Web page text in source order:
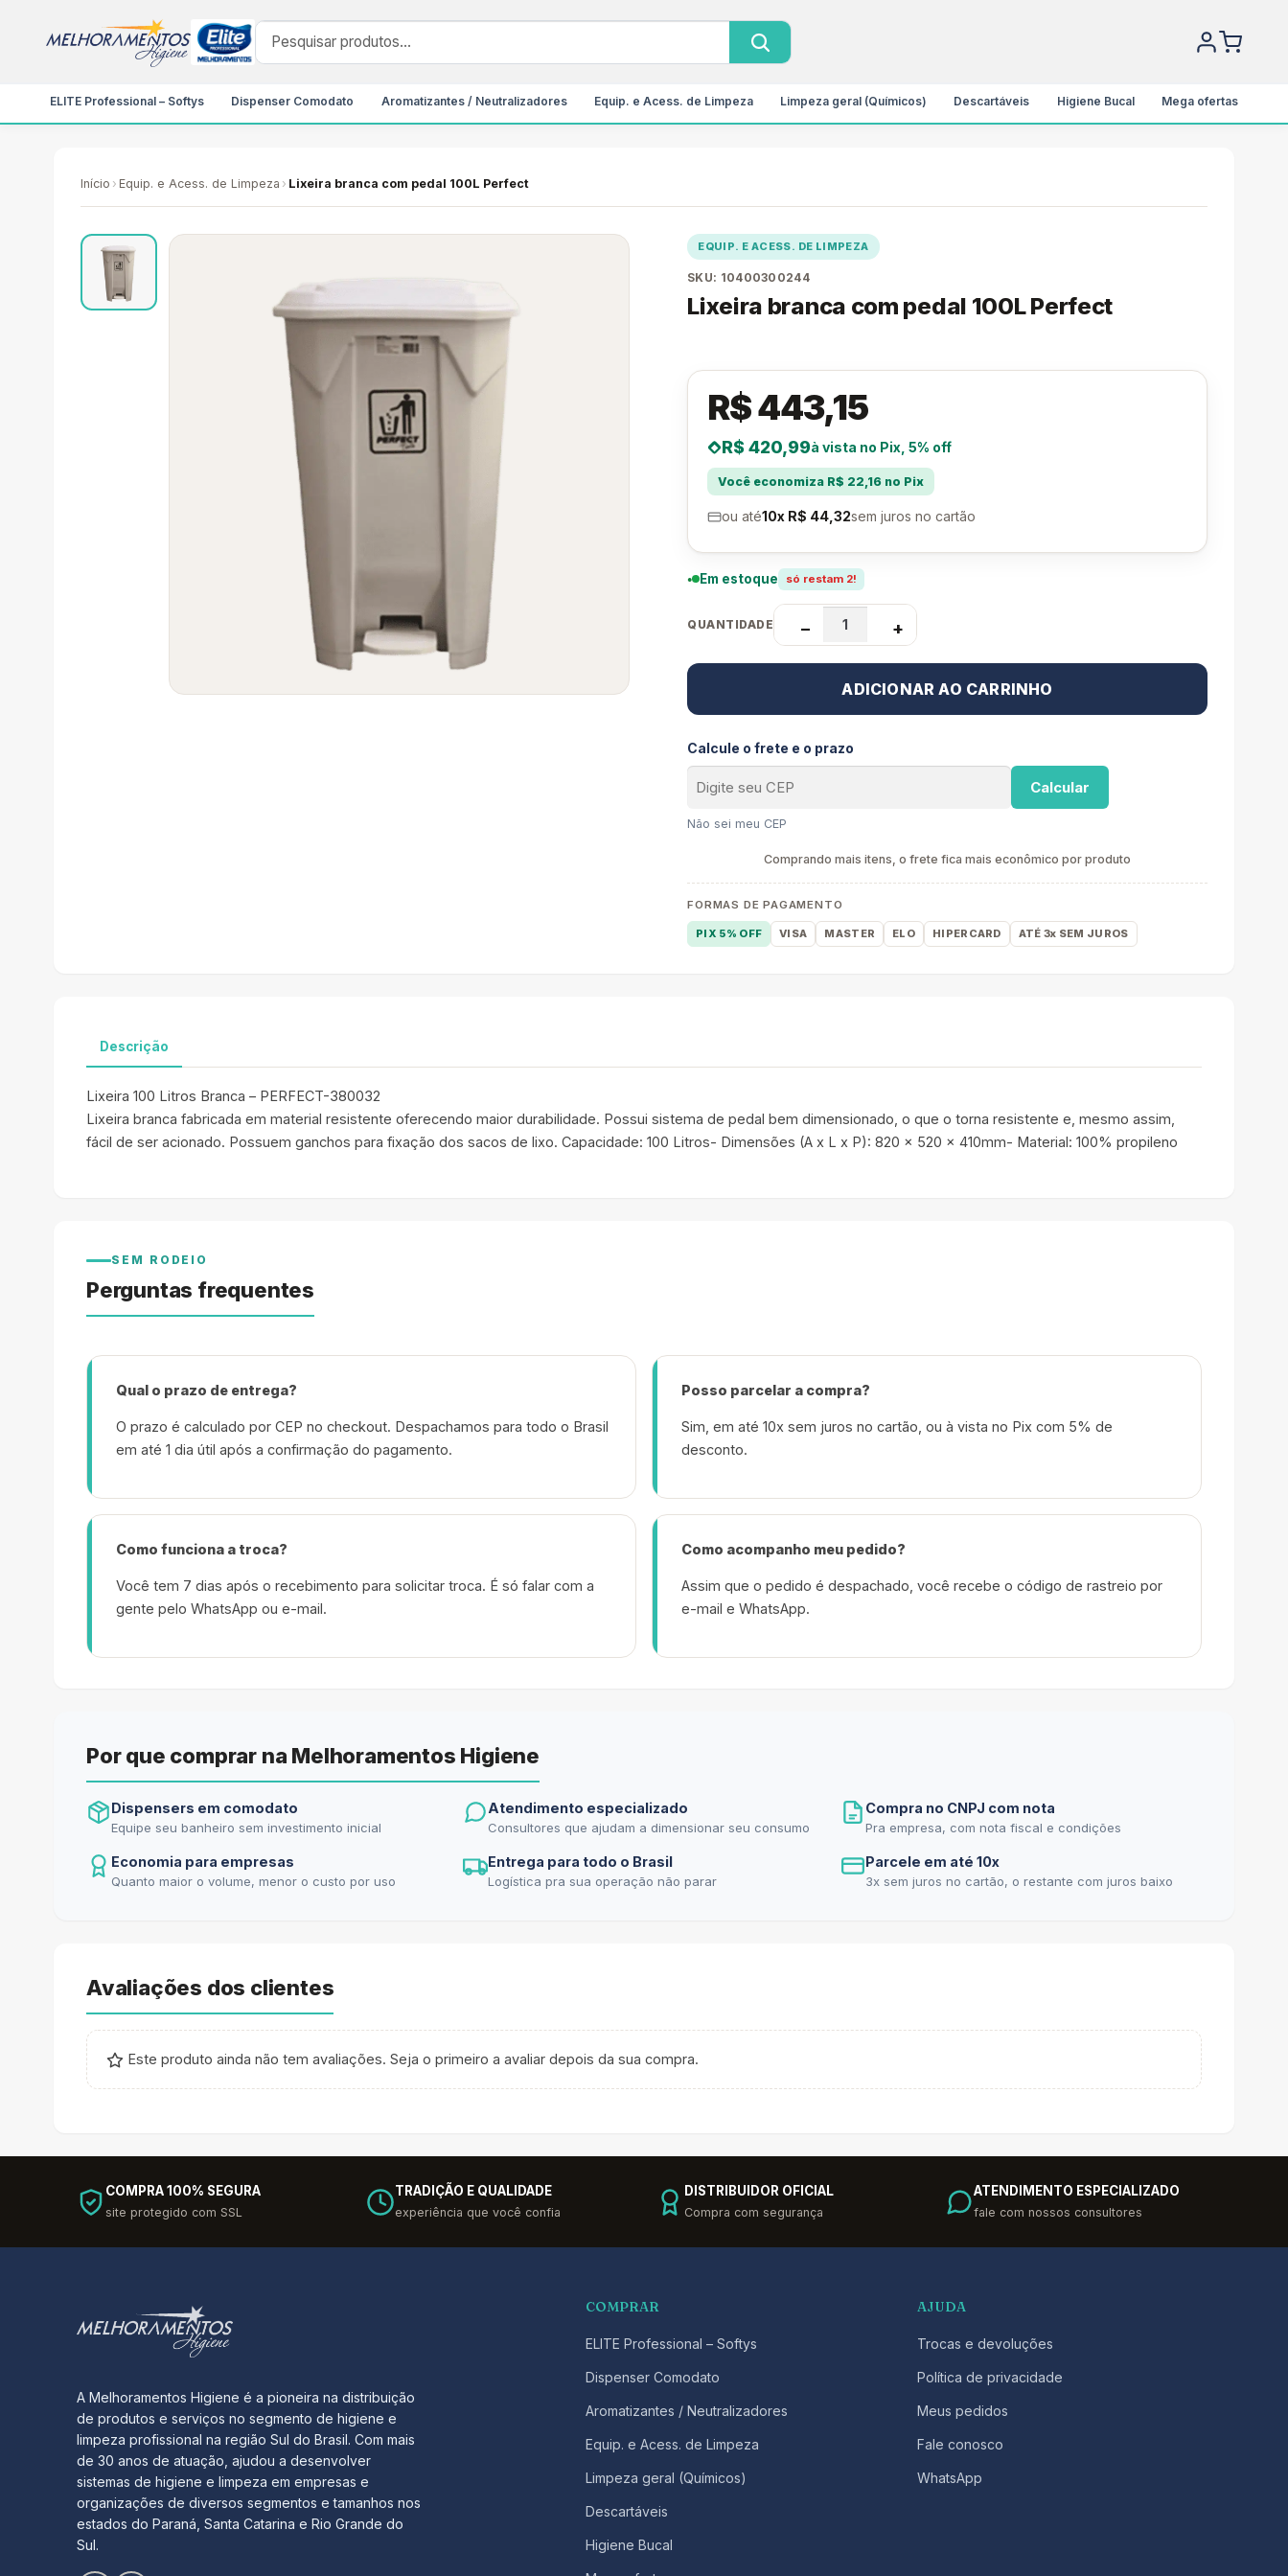
ELITE Professional – Softys Dispenser Comodato Aromatizantes / Neutralizadores Equip. e Acess. de Limpeza Limpeza geral (Químicos) Descartáveis Higiene Bucal Mega ofertas
Início › Equip. e Acess. de Limpeza › Lixeira branca com pedal 100L Perfect
EQUIP. E ACESS. DE LIMPEZA
SKU: 10400300244
Lixeira branca com pedal 100L Perfect
R$ 443,15
R$ 420,99à vista no Pix, 5% off
Você economiza R$ 22,16 no Pix
ou até10x R$ 44,32sem juros no cartão
Em estoque só restam 2!
QUANTIDADE − +
ADICIONAR AO CARRINHO
Calcule o frete e o prazo
Calcular
Não sei meu CEP
Comprando mais itens, o frete fica mais econômico por produto
FORMAS DE PAGAMENTO
PIX 5% OFF VISA MASTER ELO HIPERCARD ATÉ 3x SEM JUROS
Descrição
Lixeira 100 Litros Branca – PERFECT-380032
Lixeira branca fabricada em material resistente oferecendo maior durabilidade. Possui sistema de pedal bem dimensionado, o que o torna resistente e, mesmo assim,
fácil de ser acionado. Possuem ganchos para fixação dos sacos de lixo. Capacidade: 100 Litros- Dimensões (A x L x P): 820 x 520 x 410mm- Material: 100% propileno
SEM RODEIO
Perguntas frequentes
Qual o prazo de entrega?
O prazo é calculado por CEP no checkout. Despachamos para todo o Brasil
em até 1 dia útil após a confirmação do pagamento.
Posso parcelar a compra?
Sim, em até 10x sem juros no cartão, ou à vista no Pix com 5% de
desconto.
Como funciona a troca?
Você tem 7 dias após o recebimento para solicitar troca. É só falar com a
gente pelo WhatsApp ou e-mail.
Como acompanho meu pedido?
Assim que o pedido é despachado, você recebe o código de rastreio por
e-mail e WhatsApp.
Por que comprar na Melhoramentos Higiene
Dispensers em comodato
Equipe seu banheiro sem investimento inicial
Atendimento especializado
Consultores que ajudam a dimensionar seu consumo
Compra no CNPJ com nota
Pra empresa, com nota fiscal e condições
Economia para empresas
Quanto maior o volume, menor o custo por uso
Entrega para todo o Brasil
Logística pra sua operação não parar
Parcele em até 10x
3x sem juros no cartão, o restante com juros baixo
Avaliações dos clientes
Este produto ainda não tem avaliações. Seja o primeiro a avaliar depois da sua compra.
COMPRA 100% SEGURA
site protegido com SSL
TRADIÇÃO E QUALIDADE
experiência que você confia
DISTRIBUIDOR OFICIAL
Compra com segurança
ATENDIMENTO ESPECIALIZADO
fale com nossos consultores
A Melhoramentos Higiene é a pioneira na distribuição
de produtos e serviços no segmento de higiene e
limpeza profissional na região Sul do Brasil. Com mais
de 30 anos de atuação, ajudou a desenvolver
sistemas de higiene e limpeza em empresas e
organizações de diversos segmentos e tamanhos nos
estados do Paraná, Santa Catarina e Rio Grande do
Sul.
COMPRAR
ELITE Professional – Softys
Dispenser Comodato
Aromatizantes / Neutralizadores
Equip. e Acess. de Limpeza
Limpeza geral (Químicos)
Descartáveis
Higiene Bucal
AJUDA
Trocas e devoluções
Política de privacidade
Meus pedidos
Fale conosco
WhatsApp